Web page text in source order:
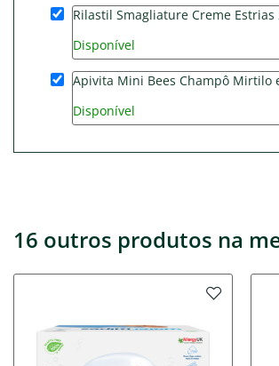
Rilastil Smagliature Creme Estrias
Disponível
Apivita Mini Bees Champô Mirtilo
Disponível
16 outros produtos na